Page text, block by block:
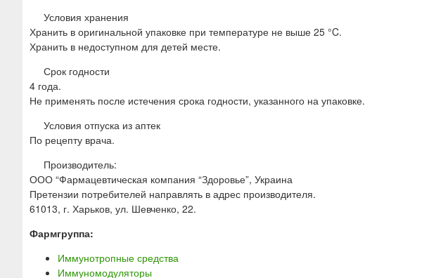
Условия хранения
Хранить в оригинальной упаковке при температуре не выше 25 °C.
Хранить в недоступном для детей месте.
Срок годности
4 года.
Не применять после истечения срока годности, указанного на упаковке.
Условия отпуска из аптек
По рецепту врача.
Производитель:
ООО “Фармацевтическая компания “Здоровье”, Украина
Претензии потребителей направлять в адрес производителя.
61013, г. Харьков, ул. Шевченко, 22.
Фармгруппа:
Иммунотропные средства
Иммуномодуляторы